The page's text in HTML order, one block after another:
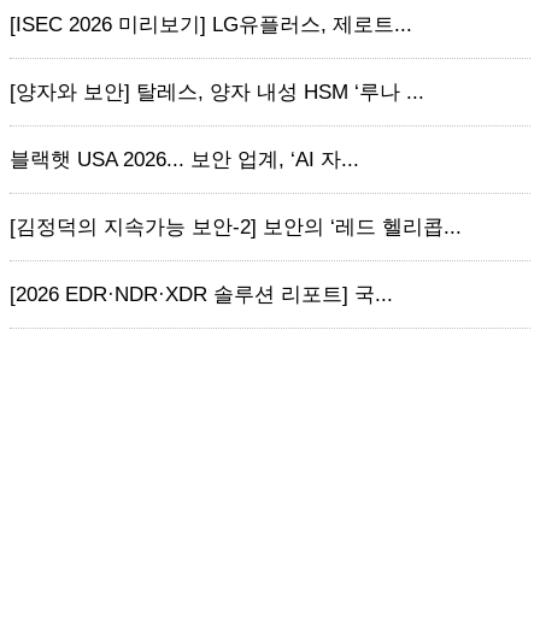
[ISEC 2026 미리보기] LG유플러스, 제로트...
[양자와 보안] 탈레스, 양자 내성 HSM ‘루나 ...
블랙햇 USA 2026... 보안 업계, ‘AI 자...
[김정덕의 지속가능 보안-2] 보안의 ‘레드 헬리콥...
[2026 EDR·NDR·XDR 솔루션 리포트] 국...